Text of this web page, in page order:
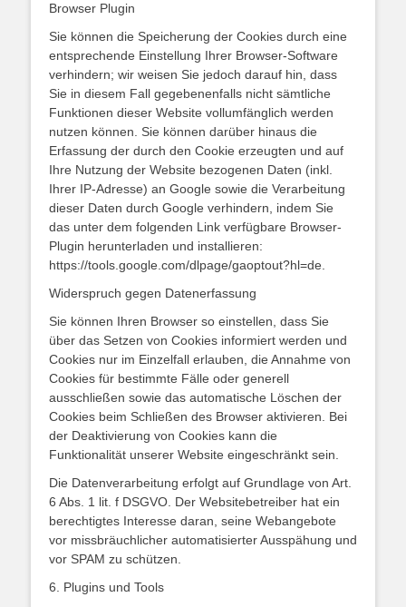
Browser Plugin
Sie können die Speicherung der Cookies durch eine
entsprechende Einstellung Ihrer Browser-Software
verhindern; wir weisen Sie jedoch darauf hin, dass
Sie in diesem Fall gegebenenfalls nicht sämtliche
Funktionen dieser Website vollumfänglich werden
nutzen können. Sie können darüber hinaus die
Erfassung der durch den Cookie erzeugten und auf
Ihre Nutzung der Website bezogenen Daten (inkl.
Ihrer IP-Adresse) an Google sowie die Verarbeitung
dieser Daten durch Google verhindern, indem Sie
das unter dem folgenden Link verfügbare Browser-
Plugin herunterladen und installieren:
https://tools.google.com/dlpage/gaoptout?hl=de.
Widerspruch gegen Datenerfassung
Sie können Ihren Browser so einstellen, dass Sie
über das Setzen von Cookies informiert werden und
Cookies nur im Einzelfall erlauben, die Annahme von
Cookies für bestimmte Fälle oder generell
ausschließen sowie das automatische Löschen der
Cookies beim Schließen des Browser aktivieren. Bei
der Deaktivierung von Cookies kann die
Funktionalität unserer Website eingeschränkt sein.
Die Datenverarbeitung erfolgt auf Grundlage von Art.
6 Abs. 1 lit. f DSGVO. Der Websitebetreiber hat ein
berechtigtes Interesse daran, seine Webangebote
vor missbräuchlicher automatisierter Ausspähung und
vor SPAM zu schützen.
6. Plugins und Tools